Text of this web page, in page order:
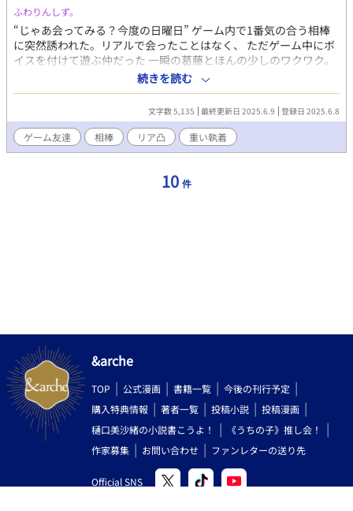
ザリは勝気で努力家である。彼らは幼馴染のアンウィルと一緒に
野球を始めるが、マカミは野球にあまり興味がなく、イザリやア
ンウィルに影響されて始めただけである。しかし、アンウィルに
対する淡い恋心が芽生え始めると、マカミは野球を続ける理由が
でき、すこしだけ努力を続けるようになる。 高校時代 マカミ、イ
ザリ、アンウィルは高校生になり、さらに野球に打ち込むように
なる。イザリの夢は甲子園出場で、アンウィルもその夢を共有し
ている。マカミは野球への興味は薄いものの、アンウィルへの恋
心から野球を続けている。イザリはマカミの気持ちを知っている
が、そのことに対して何も言わず、ただ優しく支えている。 ある
事故に遭い、命を落とす。マカミとアンウィルはその悲劇に深く
傷つくが、イザリの夢と彼の思いを引き継ぐことを誓う。
ふわりんしず。
“じゃあ会ってみる？今度の日曜日” ゲーム内で1番気の合う相棒
に突然誘われた。リアルで会ったことはなく、 ただゲーム中にボ
イスを付けて遊ぶ仲だった 一瞬の葛藤とほんの少しのワクワク。
結局俺が選んだのは、 “いいね！あそぼーよ” もし人生の分岐
点があるのなら、きっとこと時だったのかもしれないと 後から思
続きを読む
文字数 5,135 最終更新日 2025.6.9 登録日 2025.6.8
ゲーム友達 相棒 リア凸 重い執着
10 件
&arche
TOP 公式漫画 書籍一覧
今後の刊行予定
購入特典情報
著者一覧 投稿小説
投稿漫画
樋口美沙緒の小説書こうよ！
《うちの子》推し会！
作家募集
お問い合わせ ファンレターの送り先
Official SNS